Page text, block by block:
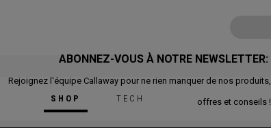
SHOP TECH
ABONNEZ-VOUS À NOTRE NEWSLETTER:
Rejoignez l'équipe Callaway pour ne rien manquer de nos produits,
offres et conseils !